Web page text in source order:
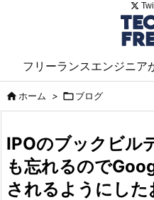
フリーランスエンジニア
ホーム > ブログ
IPOのブックビル
も忘れるので
されるようにした